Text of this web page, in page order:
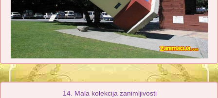
14. Mala kolekcija zanimljivosti